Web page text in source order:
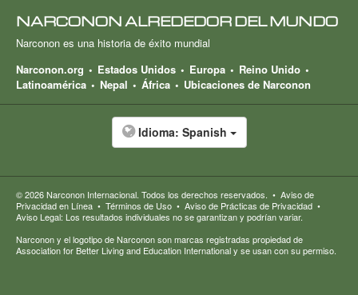
NARCONON ALREDEDOR DEL MUNDO
Narconon es una historia de éxito mundial
Narconon.org
Estados Unidos Europa
Reino Unido
Latinoamérica
Nepal África Ubicaciones de Narconon
Idioma: Spanish
© 2026Narconon Internacional. Todos los derechos reservados. • Aviso de
Privacidad en Línea • Términos de Uso • Aviso de Prácticas de Privacidad •
Aviso Legal: Los resultados individuales no se garantizan y podrían variar.
Narconon y el logotipo de Narconon son marcas registradas propiedad de
Association for Better Living and Education International y se usan con su permiso.